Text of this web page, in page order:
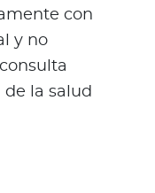
con
y no
la salud